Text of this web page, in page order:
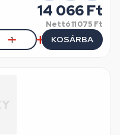
14 066 Ft
Nettó11 075 Ft
KOSÁRBA